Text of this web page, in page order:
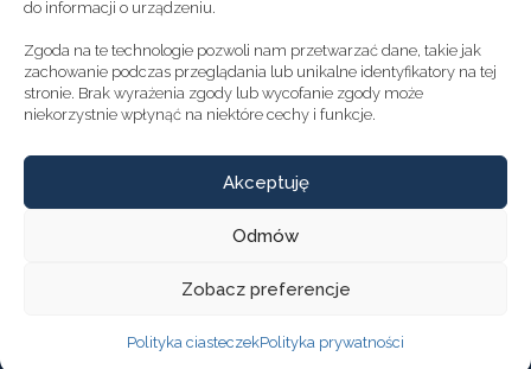
do informacji o urządzeniu.
Zgoda na te technologie pozwoli nam przetwarzać dane, takie jak
zachowanie podczas przeglądania lub unikalne identyfikatory na tej
stronie. Brak wyrażenia zgody lub wycofanie zgody może
niekorzystnie wpłynąć na niektóre cechy i funkcje.
Akceptuję
Odmów
Zobacz preferencje
Polityka ciasteczekPolityka prywatności
POLITYKA PRYWATNOŚCI
Poniedziałek - Piątek 8.00 - 16.00
© 2025 Copyright Bielskie Centrum Przedsiębiorczości